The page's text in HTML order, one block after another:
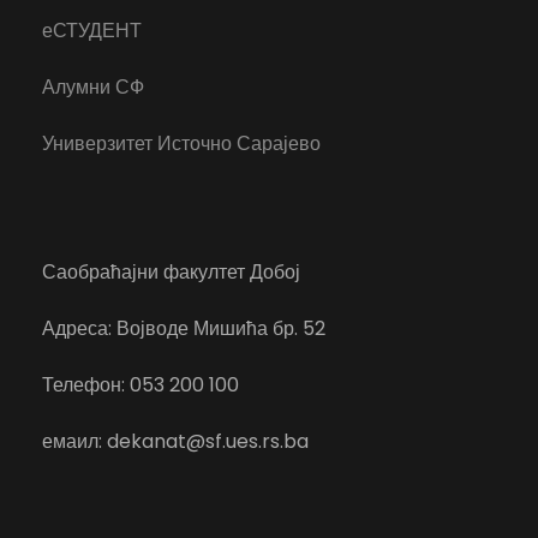
еСТУДЕНТ
Алумни СФ
Универзитет Источно Сарајево
Саобраћајни факултет Добој
Адреса: Војводе Мишића бр. 52
Телефон: 053 200 100
емаил: dekanat@sf.ues.rs.ba